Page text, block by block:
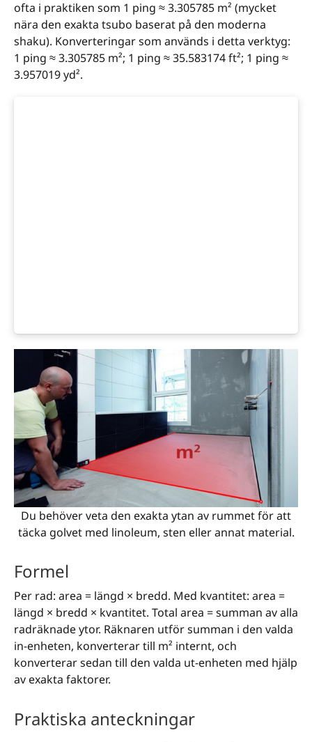
ofta i praktiken som 1 ping ≈ 3.305785 m² (mycket
nära den exakta tsubo baserat på den moderna
shaku). Konverteringar som används i detta verktyg:
1 ping ≈ 3.305785 m²; 1 ping ≈ 35.583174 ft²; 1 ping ≈
3.957019 yd².
Du behöver veta den exakta ytan av rummet för att
täcka golvet med linoleum, sten eller annat material.
Formel
Per rad: area = längd × bredd. Med kvantitet: area =
längd × bredd × kvantitet. Total area = summan av alla
radräknade ytor. Räknaren utför summan i den valda
in-enheten, konverterar till m² internt, och
konverterar sedan till den valda ut-enheten med hjälp
av exakta faktorer.
Praktiska anteckningar